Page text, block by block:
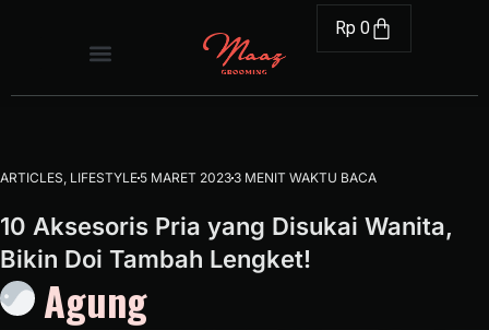
Rp 0
ARTICLES LIFESTYLE 5 MARET 2023 3 MENIT WAKTU BACA
10 Aksesoris Pria yang Disukai Wanita,
Bikin Doi Tambah Lengket!
Agung